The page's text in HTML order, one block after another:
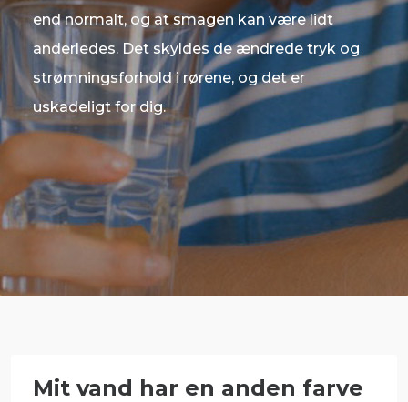
end normalt, og at smagen kan være lidt
anderledes. Det skyldes de ændrede tryk og
strømningsforhold i rørene, og det er
uskadeligt for dig.
Mit vand har en anden farve